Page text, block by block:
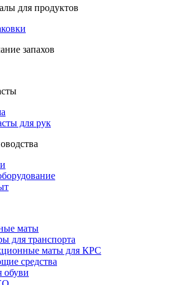
для продуктов
запахов
для рук
маты
для транспорта
маты для КРС
средства
обуви